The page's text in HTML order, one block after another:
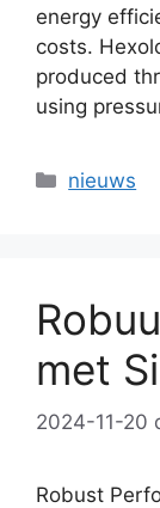
energy
costs.
produced
using
nieuws
met
2024-11-20
Robust